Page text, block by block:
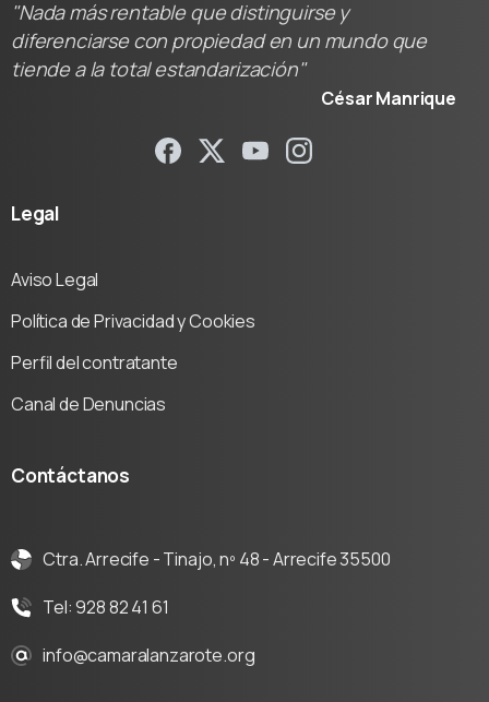
"Nada más rentable que distinguirse y
diferenciarse con propiedad en un mundo que
tiende a la total estandarización"
César Manrique
Legal
Aviso Legal
Política de Privacidad y Cookies
Perfil del contratante
Canal de Denuncias
Contáctanos
Ctra. Arrecife - Tinajo, nº 48 - Arrecife 35500
Tel: 928 82 41 61
info@camaralanzarote.org